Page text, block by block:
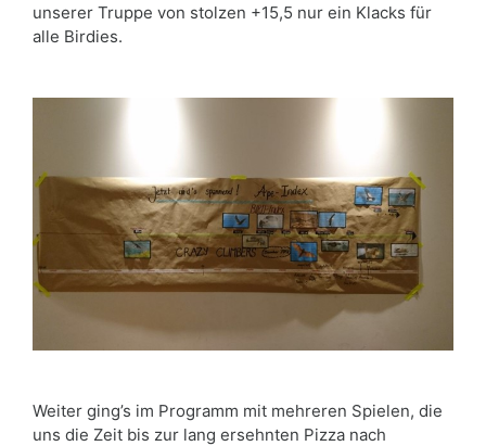
unserer Truppe von stolzen +15,5 nur ein Klacks für
alle Birdies.
Weiter ging’s im Programm mit mehreren Spielen, die
uns die Zeit bis zur lang ersehnten Pizza nach